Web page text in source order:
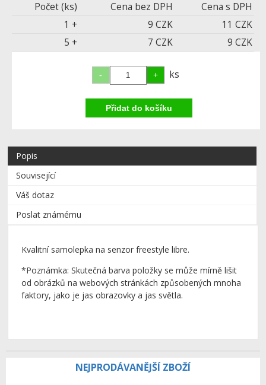
Počet (ks)
Cena bez DPH
Cena s DPH
1 +
9 CZK
11 CZK
5 +
7 CZK 9 CZK
ks
Popis
Související
Váš dotaz
Poslat známému
Kvalitní samolepka na senzor freestyle libre.
*Poznámka: Skutečná barva položky se může mírně lišit
od obrázků na webových stránkách způsobených mnoha
faktory, jako je jas obrazovky a jas světla.
NEJPRODÁVANĚJŠÍ ZBOŽÍ